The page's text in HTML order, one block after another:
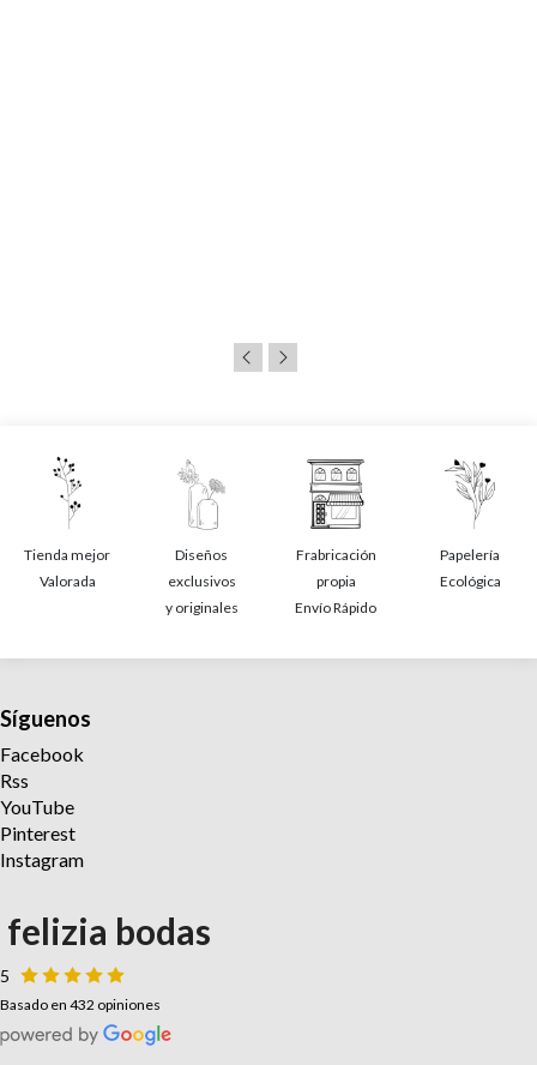
Tienda mejor
Valorada
Diseños
exclusivos
y originales
Frabricación
propia
Envío Rápido
Papelería
Ecológica
Síguenos
Facebook
Rss
YouTube
Pinterest
Instagram
felizia bodas
5
Basado en 432 opiniones